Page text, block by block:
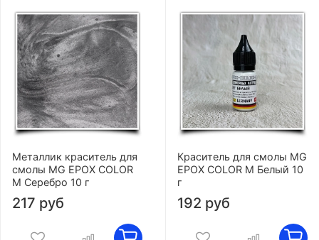
Металлик краситель для
смолы MG EPOX COLOR
M Серебро 10 г
217 руб
Краситель для смолы MG
EPOX COLOR M Белый 10
г
192 руб